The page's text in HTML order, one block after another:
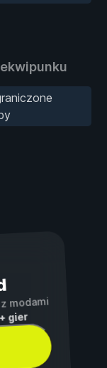
modami
gier